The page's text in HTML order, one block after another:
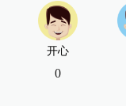
开心
0